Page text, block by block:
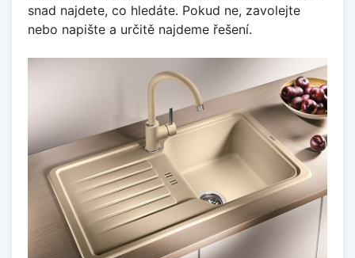
snad najdete, co hledáte. Pokud ne, zavolejte
nebo napište a určitě najdeme řešení.